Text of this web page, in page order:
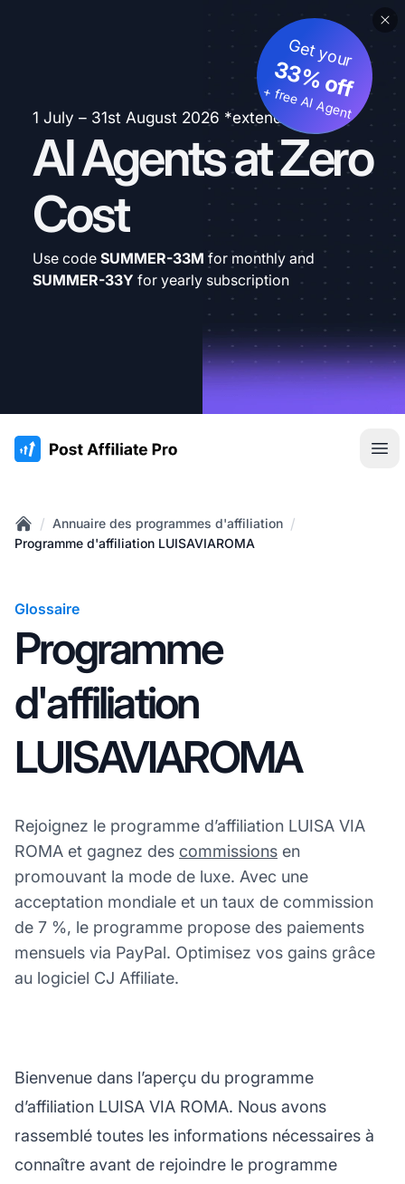
1 July – 31st August 2026 *extended
AI Agents at Zero
Cost
Get your
33% off
+ free AI Agent
Use code SUMMER-33M for monthly and
SUMMER-33Y for yearly subscription
:site.title
Home
/ Annuaire des programmes d'affiliation /
Programme d'affiliation LUISAVIAROMA
Glossaire
Programme
d'affiliation
LUISAVIAROMA
Rejoignez le programme d’affiliation LUISA VIA
ROMA et gagnez des commissions en
promouvant la mode de luxe. Avec une
acceptation mondiale et un taux de commission
de 7 %, le programme propose des paiements
mensuels via PayPal. Optimisez vos gains grâce
au logiciel CJ Affiliate.
Bienvenue dans l’aperçu du programme
d’affiliation LUISA VIA ROMA. Nous avons
rassemblé toutes les informations nécessaires à
connaître avant de rejoindre le programme